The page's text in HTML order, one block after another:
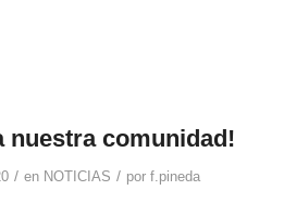
nuestra comunidad!
/ en NOTICIAS / por f.pineda